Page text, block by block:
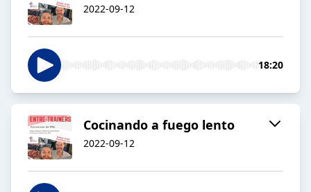
2022-09-12
18:20
Cocinando a fuego lento
2022-09-12